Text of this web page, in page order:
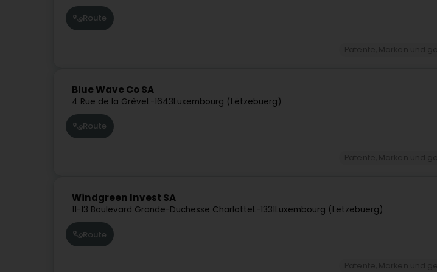
Route
Blue Wave Co SA
4 Rue de la GrèveL-1643Luxembourg (Lëtzebuerg)
Route
Windgreen Invest SA
11-13 Boulevard Grande-Duchesse CharlotteL-1331Luxembourg (Lëtzebuerg)
Route